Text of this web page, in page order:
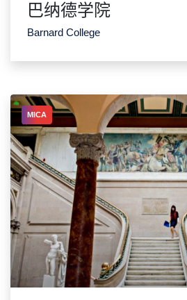
巴纳德学院
Barnard College
MICA